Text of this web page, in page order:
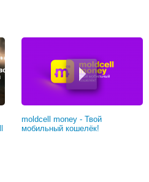
moldcell money - Твой
мобильный кошелёк!